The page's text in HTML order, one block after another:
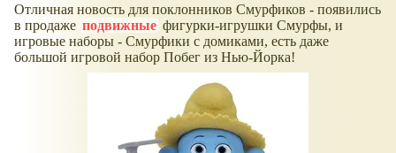
Отличная новость для поклонников Смурфиков - появились
в продаже подвижные фигурки-игрушки Смурфы, и
игровые наборы - Смурфики с домиками, есть даже
большой игровой набор Побег из Нью-Йорка!